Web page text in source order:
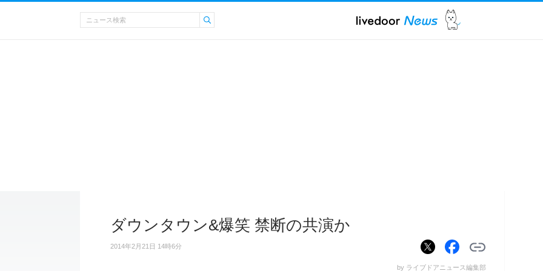
ダウンタウン&爆笑 禁断の共演か
2014年2月21日 14時6分
by ライブドアニュース編集部